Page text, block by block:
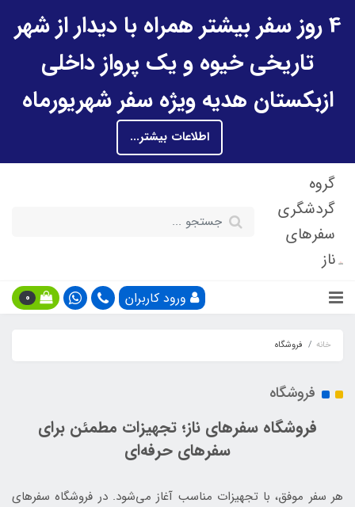
4 روز سفر بیشتر همراه با دیدار از شهر
تاریخی خیوه و یک پرواز داخلی
ازبکستان هدیه ویژه سفر شهریورماه
اطلاعات بیشتر...
گروه
گردشگری
سفرهای
ناز
ورود کاربران 0
خانه فروشگاه
فروشگاه
فروشگاه سفرهای ناز؛ تجهیزات مطمئن برای
سفرهای حرفه‌ای
هر سفر موفق، با تجهیزات مناسب آغاز می‌شود. در فروشگاه سفرهای